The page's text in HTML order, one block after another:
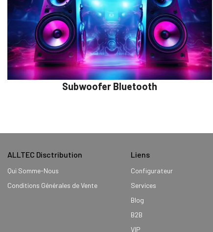
Subwoofer Bluetooth
ALLTEC Disctribution
Qui Somme-Nous
Conditions Générales de Vente
Liens
Configurateur
Services
Blog
B2B
VIP